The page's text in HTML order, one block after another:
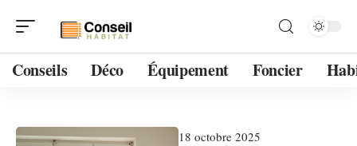
Conseils Déco Équipement Foncier
18 octobre 2025